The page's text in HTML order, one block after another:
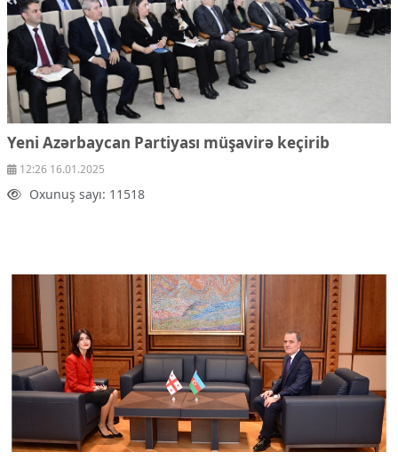
Yeni Azərbaycan Partiyası müşavirə keçirib
12:26 16.01.2025
Oxunuş sayı: 11518